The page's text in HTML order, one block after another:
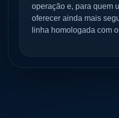
operação e, para quem
oferecer ainda mais
linha homologada com